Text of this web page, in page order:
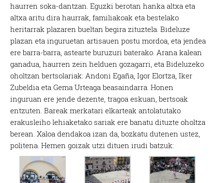
haurren soka-dantzan. Eguzki berotan hanka altxa eta
altxa aritu dira haurrak, familiakoak eta bestelako
heritarrak plazaren bueltan begira zituztela. Bideluze
plazan eta inguruetan artisauen postu mordoa, eta jendea
ere barra-barra, astearte buruzuri baterako. Arana kalean
ganadua, haurren zein helduen gozagarri, eta Bideluzeko
oholtzan bertsolariak: Andoni Egaña, Igor Elortza, Iker
Zubeldia eta Gema Urteaga beasaindarra. Honen
inguruan ere jende dezente, tragoa eskuan, bertsoak
entzuten. Bareak merkatari elkarteak antolatutako
erakusleiho lehiaketako sariak ere banatu dituzte oholtza
berean. Xaloa dendakoa izan da, bozkatu dutenen ustez,
politena. Hemen goizak utzi dituen irudi batzuk: